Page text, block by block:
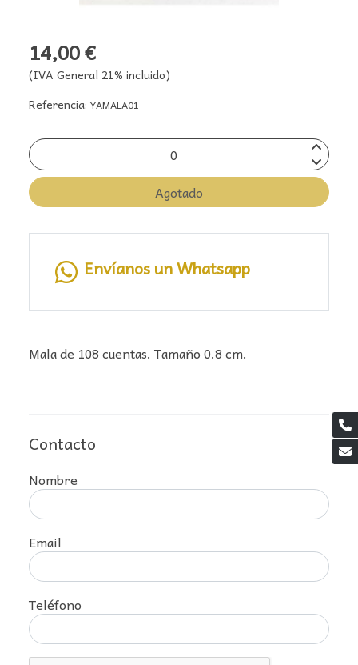
14,00 €
(IVA General 21% incluido)
Referencia: YAMALA01
Agotado
Envíanos un Whatsapp
Mala de 108 cuentas. Tamaño 0.8 cm.
Contacto
Nombre
Email
Teléfono